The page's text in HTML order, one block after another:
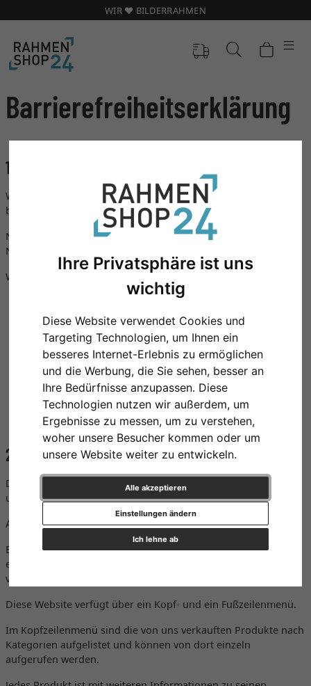
Ihre Privatsphäre ist uns
wichtig
Diese Website verwendet Cookies und
Targeting Technologien, um Ihnen ein
besseres Internet-Erlebnis zu ermöglichen
und die Werbung, die Sie sehen, besser an
Ihre Bedürfnisse anzupassen. Diese
Technologien nutzen wir außerdem, um
Ergebnisse zu messen, um zu verstehen,
woher unsere Besucher kommen oder um
unsere Website weiter zu entwickeln.
Alle akzeptieren
Ich lehne ab
Einstellungen ändern
WIR ❤️ BILDERRAHMEN
Barrierefreiheitserklärung
1) Einleitung
Wir freuen uns über Ihren Besuch unserer Website und
bedanken uns für Ihr Interesse.
Nachstehend erhalten Sie Informationen zur barrierefreien
Nutzbarkeit unseres Online-Angebots.
Wir informieren Sie darüber,
welches Angebot und welche Funktionen Sie auf dieser
Website erwarten,
wie Sie dieses Angebot und die Funktionen nutzen
können,
welche Möglichkeiten zur barrierefreien Nutzung Ihnen
zur Verfügung stehen und
welche Behörde für die Überwachung der Barrierefreiheit
auf dieser Website zuständig ist.
2) Angebot und Funktionen dieser Website
Diese Website ist ein Online-Shop für den Verkauf von Waren
und Dienstleistungen.
Als Waren gelten hierbei körperliche Gegenstände.
Es werden Ihnen hier Produkte präsentiert, die einem
elektronischen Warenkorb hinzugefügt und sodann
verbindlich bestellt und bezahlt werden können.
Diese Website verfügt über ein Kopf- und ein Fußzeilenmenü.
Im Kopfzeilenmenü sind die von uns verkauften Produkte nach
Kategorien aufgelistet und können von dort einzeln
aufgerufen werden.